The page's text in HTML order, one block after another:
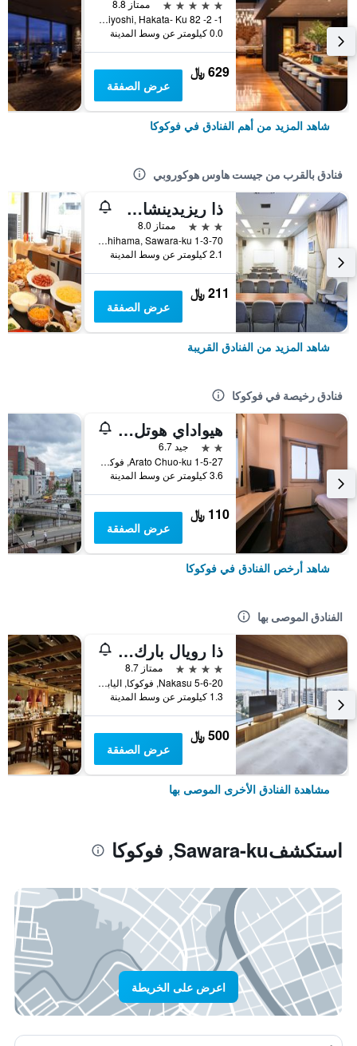
5 نجوم
ممتاز 8.8
1- 2- 82 Sumiyoshi, Hakata- Ku, فوكوكا, اليابان
0.0 كيلومتر عن وسط المدينة
629 ﷼
عرض الصفقة
شاهد المزيد من أهم الفنادق في فوكوكا
فنادق بالقرب من جيست هاوس هوكوروبي
ذا ريزيدينشال سويتس فوكوكا
3 نجوم
ممتاز 8.0
1-3-70 Momochihama, Sawara-ku, فوكوكا, اليابان
2.1 كيلومتر عن وسط المدينة
211 ﷼
عرض الصفقة
شاهد المزيد من الفنادق القريبة
فنادق رخيصة في فوكوكا
هيواداي هوتل أراتو
2 نجمتين
جيد 6.7
1-5-27 Arato Chuo-ku, فوكوكا, اليابان
3.6 كيلومتر عن وسط المدينة
110 ﷼
عرض الصفقة
شاهد أرخص الفنادق في فوكوكا
الفنادق الموصى بها
ذا رويال بارك كانفاس فوكوكا ناكاسو
4 نجوم
ممتاز 8.7
5-6-20 Nakasu, فوكوكا, اليابان
1.3 كيلومتر عن وسط المدينة
500 ﷼
عرض الصفقة
مشاهدة الفنادق الأخرى الموصى بها
استكشفSawara-ku, فوكوكا
اعرض على الخريطة